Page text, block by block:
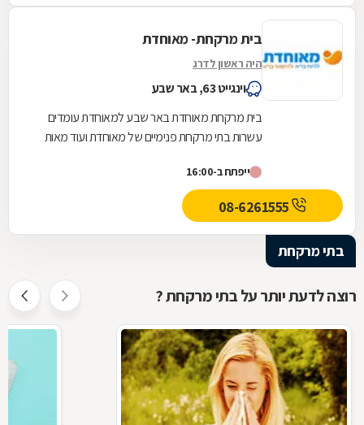
בית מרקחת- מאוחדת
היה ראשון לדרג
וינגייט 63, באר שבע
בית מרקחת מאוחדת באר שבע למאוחדת עומדים
עשרות בתי מרקחת פנימיים של מאוחדת ועוד מאות
רשתות...
ייפתח ב-16:00
08-6261555
בתי מרקחת
רוצה לדעת יותר על בתי מרקחת ?